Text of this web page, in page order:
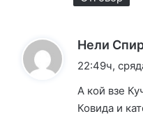
Нели
22:49ч,
А кой взе
Ковида и